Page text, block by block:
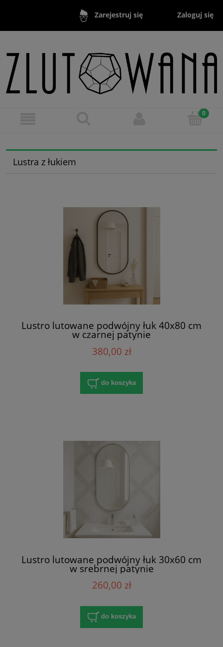
Zarejestruj się Zaloguj się
Lustra z łukiem
Lustro lutowane podwójny łuk 40x80 cm
w czarnej patynie
380,00 zł
do koszyka
Lustro lutowane podwójny łuk 30x60 cm
w srebrnej patynie
260,00 zł
do koszyka